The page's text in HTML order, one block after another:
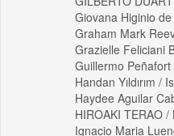
Giovana Higinio
Graham Mark
Grazielle Feliciani
Guillermo
Handan Yıldırım /
Haydee Aguilar
HIROAKI TERAO
Ignacio Maria